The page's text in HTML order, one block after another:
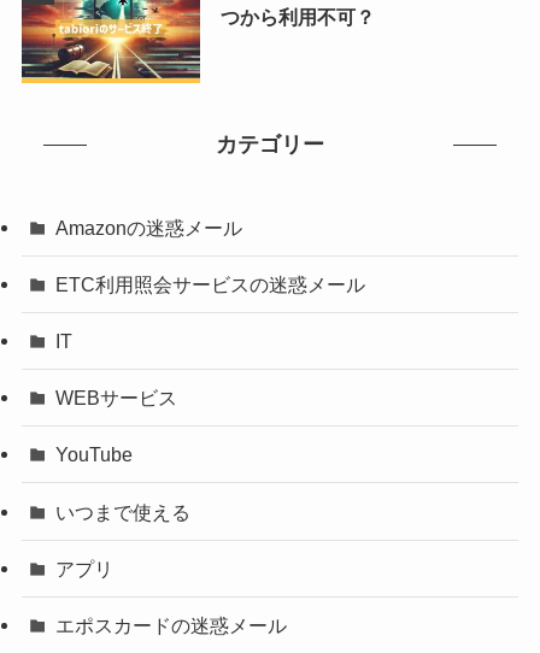
つから利用不可？
カテゴリー
Amazonの迷惑メール
ETC利用照会サービスの迷惑メール
IT
WEBサービス
YouTube
いつまで使える
アプリ
エポスカードの迷惑メール